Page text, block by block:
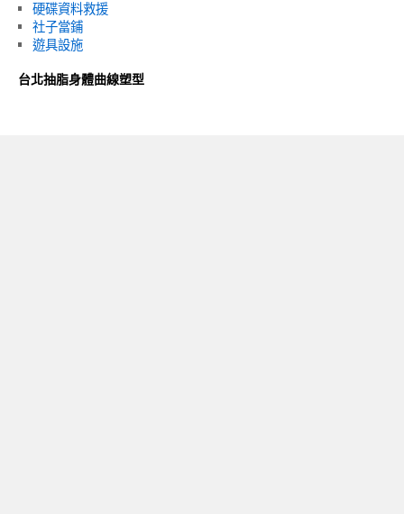
硬碟資料救援
社子當鋪
遊具設施
台北抽脂身體曲線塑型